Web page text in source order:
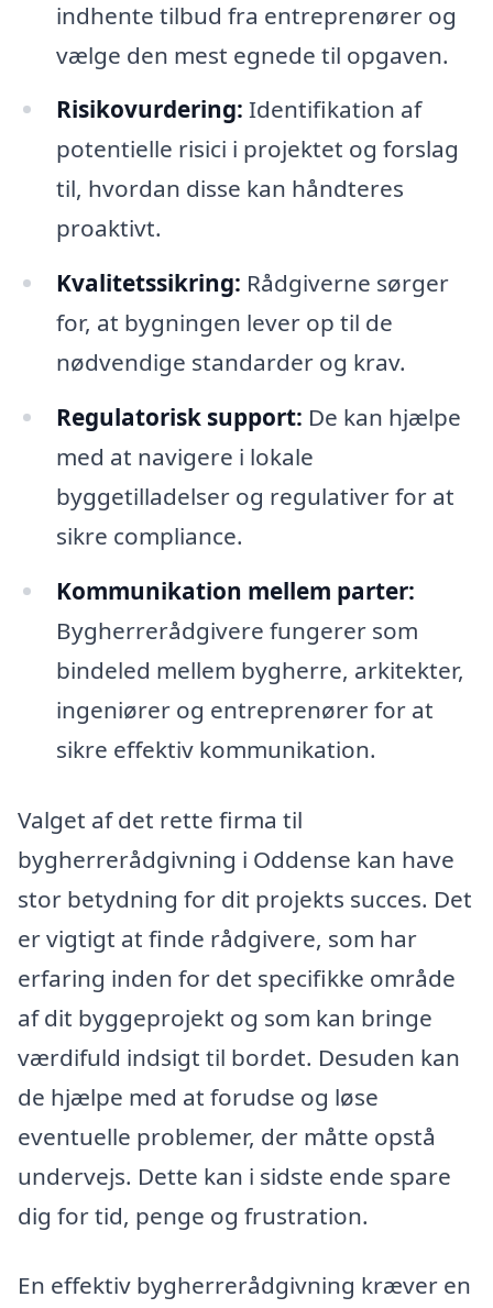
indhente tilbud fra entreprenører og
vælge den mest egnede til opgaven.
Risikovurdering: Identifikation af
potentielle risici i projektet og forslag
til, hvordan disse kan håndteres
proaktivt.
Kvalitetssikring: Rådgiverne sørger
for, at bygningen lever op til de
nødvendige standarder og krav.
Regulatorisk support: De kan hjælpe
med at navigere i lokale
byggetilladelser og regulativer for at
sikre compliance.
Kommunikation mellem parter:
Bygherrerådgivere fungerer som
bindeled mellem bygherre, arkitekter,
ingeniører og entreprenører for at
sikre effektiv kommunikation.
Valget af det rette firma til
bygherrerådgivning i Oddense kan have
stor betydning for dit projekts succes. Det
er vigtigt at finde rådgivere, som har
erfaring inden for det specifikke område
af dit byggeprojekt og som kan bringe
værdifuld indsigt til bordet. Desuden kan
de hjælpe med at forudse og løse
eventuelle problemer, der måtte opstå
undervejs. Dette kan i sidste ende spare
dig for tid, penge og frustration.
En effektiv bygherrerådgivning kræver en